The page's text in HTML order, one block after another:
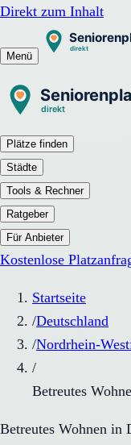
Direkt zum Inhalt
Menü
Plätze finden
Städte
Tools & Rechner
Ratgeber
Für Anbieter
Kostenlose
Startseite
/Deutschland
/Nordrhein-
/
Betreutes
Betreutes Wohnen in